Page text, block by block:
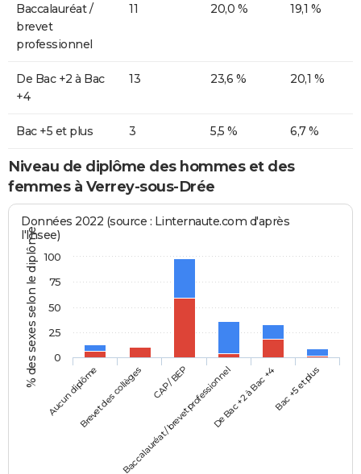
Baccalauréat /
brevet
professionnel
11 20,0 % 19,1 %
De Bac +2 à Bac
+4
13 23,6 % 20,1 %
Bac +5 et plus 3 5,5 % 6,7 %
Niveau de diplôme des hommes et des
femmes à Verrey-sous-Drée
% des sexes selon le diplôme
Données 2022 (source : Linternaute.com d'après
l'Insee)
Aucun diplômeBrevet des collèges CAP / BEP
Baccalauréat / brevet professionnelDe Bac +2 à Bac +4Bac +5 et plus
0
25
50
75
100